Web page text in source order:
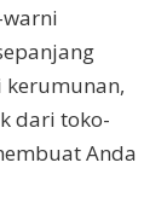
kerumunan,
dari toko-
Anda